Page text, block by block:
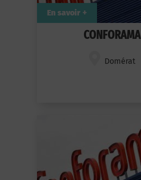
CONFORAMA
Domérat
En savoir +